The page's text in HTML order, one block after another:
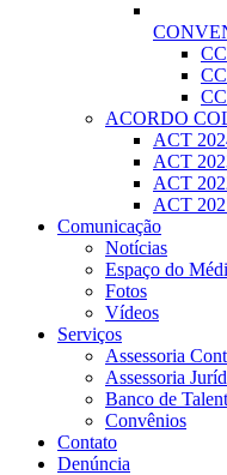
ACORDO
ACT
ACT
ACT
ACT
Comunicação
Notícias
Espaço do
Fotos
Vídeos
Serviços
Assessoria
Assessoria
Banco de
Convênios
Contato
Denúncia